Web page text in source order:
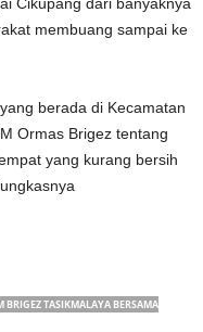
membuang sampai ke
berada di Kecamatan
Ormas Brigez tentang
yang kurang bersih
TASIKMALAYA BERSAMA